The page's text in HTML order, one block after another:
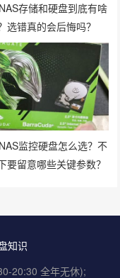
存储和硬盘到底有啥
选错真的会后悔吗？
监控硬盘怎么选？不
要留意哪些关键参数？
知识
20:30 全年无休);